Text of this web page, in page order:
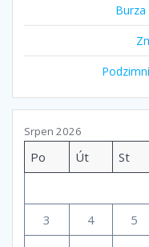
Srpen 2026
Po Út St
3
4 5